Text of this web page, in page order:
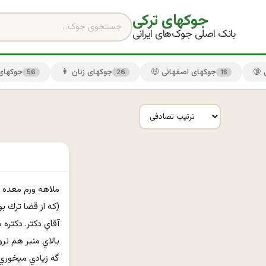
جوکهای ترکی
بانک اصلی جوک‌های ایرانی
😏 56 👩 جوکهای زنان 26 🤑 جوکهای اصفهانی 18
گه زيادي